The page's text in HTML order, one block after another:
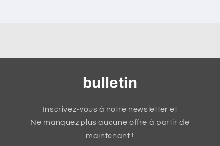
bulletin
Inscrivez-vous à notre newsletter et
Ne manquez plus aucune offre à partir de
maintenant !